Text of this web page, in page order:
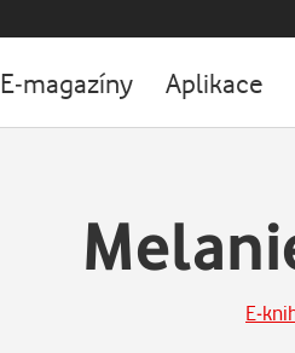
E-magazíny Aplikace
E-